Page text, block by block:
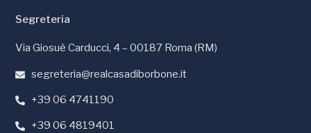
Segreteria
Via Giosuè Carducci, 4 – 00187 Roma (RM)
segreteria@realcasadiborbone.it
+39 06 4741190
+39 06 4819401